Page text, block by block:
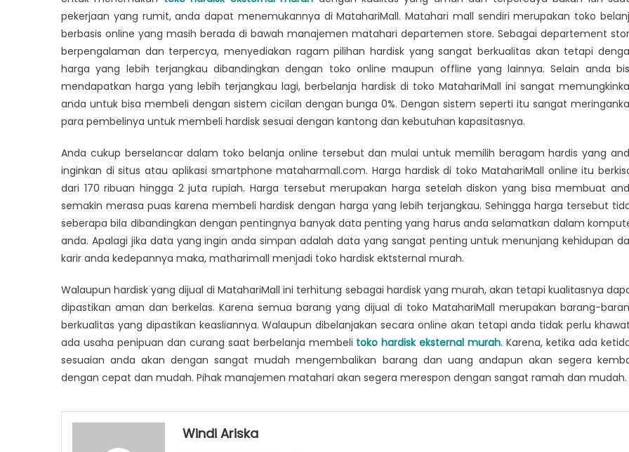
pekerjaan yang rumit, anda dapat menemukannya di MatahariMall. Matahari mall sendiri merupakan toko
berbasis online yang masih berada di bawah manajemen matahari departemen store. Sebagai departement
berpengalaman dan terpercya, menyediakan ragam pilihan hardisk yang sangat berkualitas akan tetapi
harga yang lebih terjangkau dibandingkan dengan toko online maupun offline yang lainnya. Selain anda
mendapatkan harga yang lebih terjangkau lagi, berbelanja hardisk di toko MatahariMall ini sangat
anda untuk bisa membeli dengan sistem cicilan dengan bunga 0%. Dengan sistem seperti itu sangat
para pembelinya untuk membeli hardisk sesuai dengan kantong dan kebutuhan kapasitasnya.
Anda cukup berselancar dalam toko belanja online tersebut dan mulai untuk memilih beragam hardis yang
inginkan di situs atau aplikasi smartphone mataharmall.com. Harga hardisk di toko MatahariMall online itu
dari 170 ribuan hingga 2 juta rupiah. Harga tersebut merupakan harga setelah diskon yang bisa membuat
semakin merasa puas karena membeli hardisk dengan harga yang lebih terjangkau. Sehingga harga tersebut
seberapa bila dibandingkan dengan pentingnya banyak data penting yang harus anda selamatkan dalam
anda. Apalagi jika data yang ingin anda simpan adalah data yang sangat penting untuk menunjang kehidupan
karir anda kedepannya maka, matharimall menjadi toko hardisk ektsternal murah.
Walaupun hardisk yang dijual di MatahariMall ini terhitung sebagai hardisk yang murah, akan tetapi kualitasnya
dipastikan aman dan berkelas. Karena semua barang yang dijual di toko MatahariMall merupakan barang-
berkualitas yang dipastikan keasliannya. Walaupun dibelanjakan secara online akan tetapi anda tidak perlu
ada usaha penipuan dan curang saat berbelanja membeli toko hardisk eksternal murah. Karena, ketika ada
sesuaian anda akan dengan sangat mudah mengembalikan barang dan uang andapun akan segera
dengan cepat dan mudah. Pihak manajemen matahari akan segera merespon dengan sangat ramah dan mudah.
Windi Ariska